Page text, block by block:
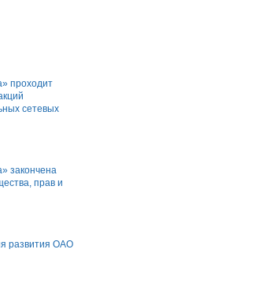
проходит
сетевых
закончена
прав и
развития ОАО